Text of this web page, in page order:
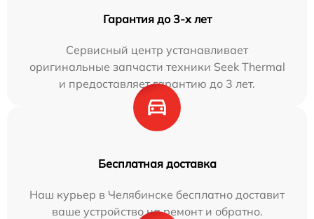
Гарантия до 3-х лет
Сервисный центр устанавливает
оригинальные запчасти техники Seek Thermal
и предоставляет гарантию до 3 лет.
Бесплатная доставка
Наш курьер в Челябинске бесплатно доставит
ваше устройство на ремонт и обратно.